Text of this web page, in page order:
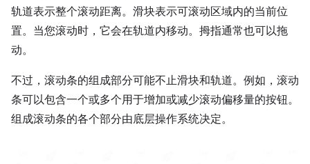
轨道表示整个滚动距离。滑块表示可滚动区域内的当前位
置。当您滚动时，它会在轨道内移动。拇指通常也可以拖
动。
不过，滚动条的组成部分可能不止滑块和轨道。例如，滚动
条可以包含一个或多个用于增加或减少滚动偏移量的按钮。
组成滚动条的各个部分由底层操作系统决定。